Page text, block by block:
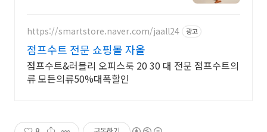
https://smartstore.naver.com/jaall24 광고
점프수트 전문 쇼핑몰 자올
점프수트&러블리 오피스룩 20 30 대 전문 점프수트의
류 모든의류50%대폭할인